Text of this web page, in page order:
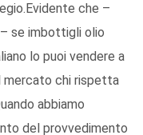
che –
se imbottigli olio
lo puoi vendere a
mercato chi rispetta
abbiamo
del provvedimento